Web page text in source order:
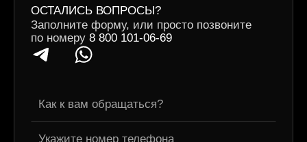
ОСТАЛИСЬ ВОПРОСЫ?
Заполните форму, или просто позвоните
по номеру 8 800 101-06-69